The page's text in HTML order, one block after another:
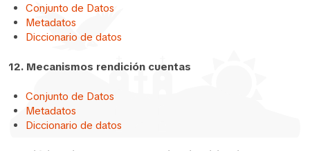
Conjunto de Datos
Metadatos
Diccionario de datos
12. Mecanismos rendición cuentas
Conjunto de Datos
Metadatos
Diccionario de datos